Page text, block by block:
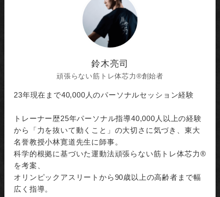
鈴木亮司
頑張らない筋トレ体芯力®︎創始者
23年現在まで40,000人のパーソナルセッション経験
トレーナー歴25年パーソナル指導40,000人以上の経験
から「力を抜いて動くこと」の大切さに気づき、東大
名誉教授小林寛道先生に師事。
科学的根拠に基づいた運動法頑張らない筋トレ体芯力®︎
を考案、
オリンピックアスリートから90歳以上の高齢者まで幅
広く指導。